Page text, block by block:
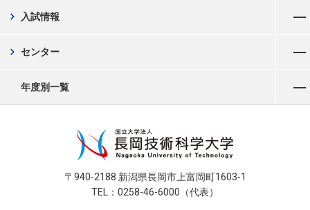
入試情報
chevron_right
センター
chevron_right
年度別一覧
〒940-2188 新潟県長岡市上富岡町1603-1
TEL：0258-46-6000（代表）